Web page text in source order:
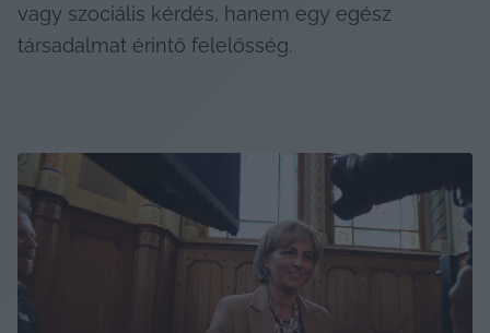
vagy szociális kérdés, hanem egy egész
társadalmat érintő felelősség.